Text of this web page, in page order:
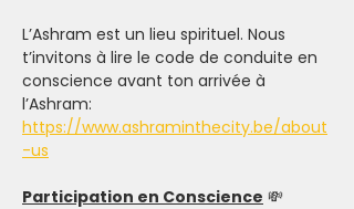
L’Ashram est un lieu spirituel. Nous
t’invitons à lire le code de conduite en
conscience avant ton arrivée à
l’Ashram:
https://www.ashraminthecity.be/about
-us
Participation en Conscience 💸